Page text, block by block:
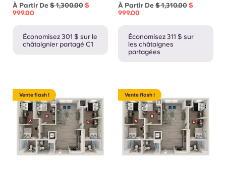
À Partir De $ 1,300.00 $
999.00
Économisez 301 $ sur le
châtaignier partagé C1
À Partir De $ 1,310.00 $
999.00
Économisez 311 $ sur
les châtaignes
partagées
Vente flash ! Vente flash !